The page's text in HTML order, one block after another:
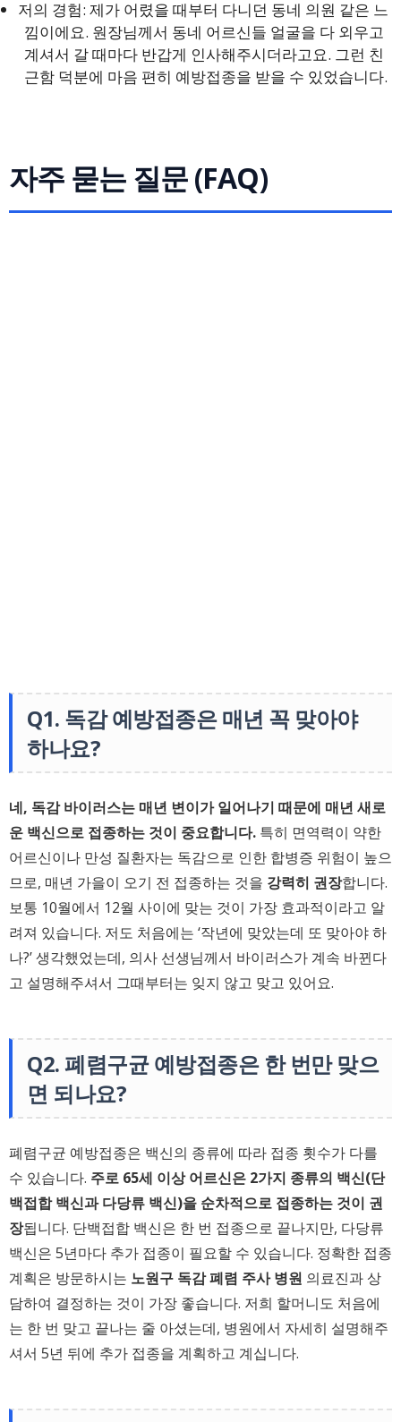
저의 경험: 제가 어렸을 때부터 다니던 동네 의원 같은 느
낌이에요. 원장님께서 동네 어르신들 얼굴을 다 외우고
계셔서 갈 때마다 반갑게 인사해주시더라고요. 그런 친
근함 덕분에 마음 편히 예방접종을 받을 수 있었습니다.
자주 묻는 질문 (FAQ)
Q1. 독감 예방접종은 매년 꼭 맞아야
하나요?
네, 독감 바이러스는 매년 변이가 일어나기 때문에 매년 새로
운 백신으로 접종하는 것이 중요합니다. 특히 면역력이 약한
어르신이나 만성 질환자는 독감으로 인한 합병증 위험이 높으
므로, 매년 가을이 오기 전 접종하는 것을 강력히 권장합니다.
보통 10월에서 12월 사이에 맞는 것이 가장 효과적이라고 알
려져 있습니다. 저도 처음에는 ‘작년에 맞았는데 또 맞아야 하
나?’ 생각했었는데, 의사 선생님께서 바이러스가 계속 바뀐다
고 설명해주셔서 그때부터는 잊지 않고 맞고 있어요.
Q2. 폐렴구균 예방접종은 한 번만 맞으
면 되나요?
폐렴구균 예방접종은 백신의 종류에 따라 접종 횟수가 다를
수 있습니다. 주로 65세 이상 어르신은 2가지 종류의 백신(단
백접합 백신과 다당류 백신)을 순차적으로 접종하는 것이 권
장됩니다. 단백접합 백신은 한 번 접종으로 끝나지만, 다당류
백신은 5년마다 추가 접종이 필요할 수 있습니다. 정확한 접종
계획은 방문하시는 노원구 독감 폐렴 주사 병원 의료진과 상
담하여 결정하는 것이 가장 좋습니다. 저희 할머니도 처음에
는 한 번 맞고 끝나는 줄 아셨는데, 병원에서 자세히 설명해주
셔서 5년 뒤에 추가 접종을 계획하고 계십니다.